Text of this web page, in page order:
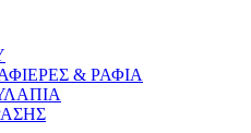
& ΡΑΦΙΑ